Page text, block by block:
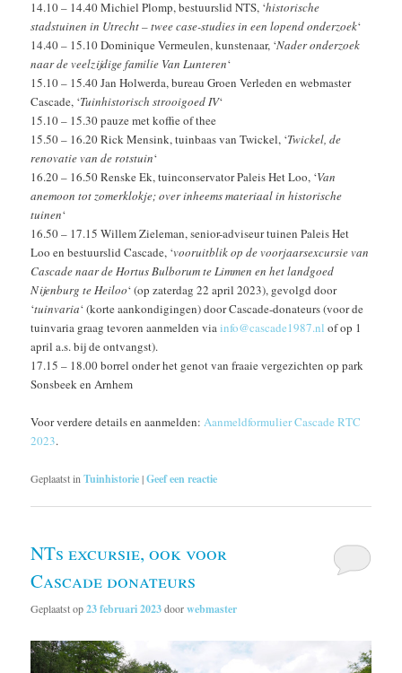
14.10 – 14.40 Michiel Plomp, bestuurslid NTS, ‘historische
stadstuinen in Utrecht – twee case-studies in een lopend onderzoek‘
14.40 – 15.10 Dominique Vermeulen, kunstenaar, ‘Nader onderzoek
naar de veelzijdige familie Van Lunteren‘
15.10 – 15.40 Jan Holwerda, bureau Groen Verleden en webmaster
Cascade, ‘Tuinhistorisch strooigoed IV‘
15.10 – 15.30 pauze met koffie of thee
15.50 – 16.20 Rick Mensink, tuinbaas van Twickel, ‘Twickel, de
renovatie van de rotstuin‘
16.20 – 16.50 Renske Ek, tuinconservator Paleis Het Loo, ‘Van
anemoon tot zomerklokje; over inheems materiaal in historische
tuinen‘
16.50 – 17.15 Willem Zieleman, senior-adviseur tuinen Paleis Het
Loo en bestuurslid Cascade, ‘vooruitblik op de voorjaarsexcursie van
Cascade naar de Hortus Bulborum te Limmen en het landgoed
Nijenburg te Heiloo‘ (op zaterdag 22 april 2023), gevolgd door
‘tuinvaria‘ (korte aankondigingen) door Cascade-donateurs (voor de
tuinvaria graag tevoren aanmelden viainfo@cascade1987.nl of op 1
april a.s. bij de ontvangst).
17.15 – 18.00 borrel onder het genot van fraaie vergezichten op park
Sonsbeek en Arnhem
Voor verdere details en aanmelden:Aanmeldformulier Cascade RTC
2023.
Geplaatst in Tuinhistorie|Geef een reactie
NTs excursie, ook voor
Cascade donateurs
Geplaatst op23 februari 2023doorwebmaster